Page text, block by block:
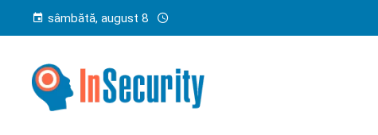
sâmbătă, august 8